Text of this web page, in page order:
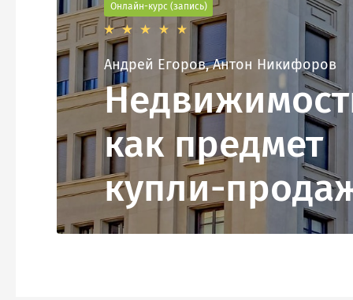
Онлайн-курс (запись)
Андрей Егоров, Антон Никифоров
как предмет
купли-